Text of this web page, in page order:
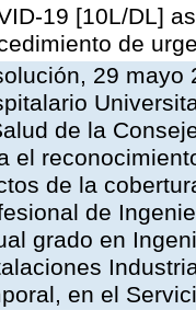
19 [10L/DL]
de
29 mayo
de la
el
de la
de
grado en
en el